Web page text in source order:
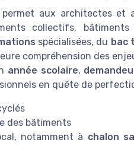
permet aux architectes et
collectifs,
spécialisées, du bac
compréhension des
année scolaire,
en quête de
des bâtiments
notamment à chalon